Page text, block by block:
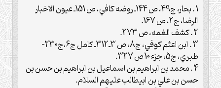
1 . بحار، ج49، ص 144ـ روضه کافي، ص 151ـ عيون الاخبار
الرضا، ج2، ص 167.
2 . کشف الغمه، ص 273.
3 . ابن اعثم کوفي، ج8، ص 3ـ312ـ کامل ج6،ج230-
طبري، ج5، جزء 10 ص 327.
4 . محمد بن ابراهيم بن اسماعيل بن ابراهيم بن حسن بن
حسن بن علي بن ابيطالب عليهم السلام.